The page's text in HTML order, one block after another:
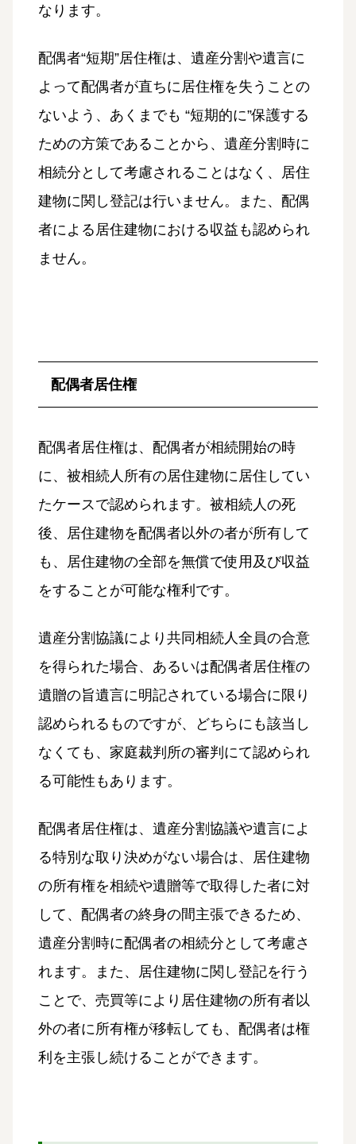
なります。
配偶者“短期”居住権は、遺産分割や遺言に
よって配偶者が直ちに居住権を失うことの
ないよう、あくまでも “短期的に”保護する
ための方策であることから、遺産分割時に
相続分として考慮されることはなく、居住
建物に関し登記は行いません。また、配偶
者による居住建物における収益も認められ
ません。
配偶者居住権
配偶者居住権は、配偶者が相続開始の時
に、被相続人所有の居住建物に居住してい
たケースで認められます。被相続人の死
後、居住建物を配偶者以外の者が所有して
も、居住建物の全部を無償で使用及び収益
をすることが可能な権利です。
遺産分割協議により共同相続人全員の合意
を得られた場合、あるいは配偶者居住権の
遺贈の旨遺言に明記されている場合に限り
認められるものですが、どちらにも該当し
なくても、家庭裁判所の審判にて認められ
る可能性もあります。
配偶者居住権は、遺産分割協議や遺言によ
る特別な取り決めがない場合は、居住建物
の所有権を相続や遺贈等で取得した者に対
して、配偶者の終身の間主張できるため、
遺産分割時に配偶者の相続分として考慮さ
れます。また、居住建物に関し登記を行う
ことで、売買等により居住建物の所有者以
外の者に所有権が移転しても、配偶者は権
利を主張し続けることができます。